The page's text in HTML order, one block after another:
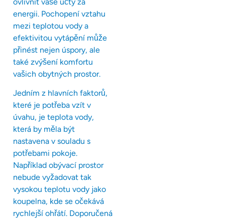
energii. Pochopení vztahu
mezi teplotou vody a
efektivitou vytápění může
přinést nejen úspory, ale
také zvýšení komfortu
vašich obytných prostor.
Jedním z hlavních faktorů,
které je potřeba vzít v
úvahu, je teplota vody,
která by měla být
nastavena v souladu s
potřebami pokoje.
Například obývací prostor
nebude vyžadovat tak
vysokou teplotu vody jako
koupelna, kde se očekává
rychlejší ohřátí. Doporučená